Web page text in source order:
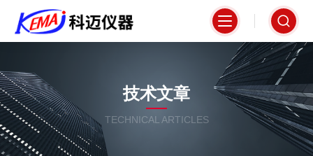
技术文章
TECHNICAL ARTICLES